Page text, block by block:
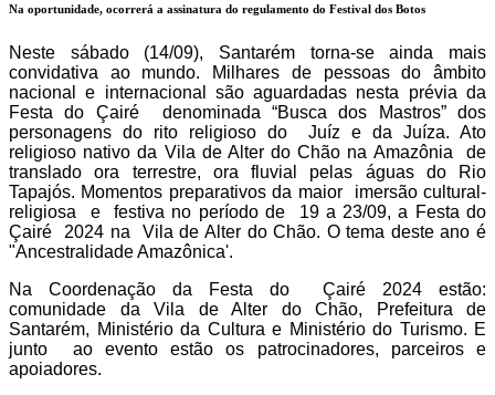
Na oportunidade, ocorrerá a assinatura do regulamento do Festival dos Botos
Neste sábado (14/09), Santarém torna-se ainda mais
convidativa ao mundo. Milhares de pessoas do âmbito
nacional e internacional são aguardadas nesta prévia da
Festa do Çairé
denominada “Busca dos Mastros” dos
personagens do rito religioso do
Juíz e da Juíza. Ato
religioso nativo da Vila de Alter do Chão na Amazônia
de
translado ora terrestre, ora fluvial pelas águas do Rio
Tapajós. Momentos preparativos da maior
imersão cultural-
religiosa
e festiva no período de
19 a 23/09, a Festa do
Çairé
2024 na
Vila de Alter do Chão. O tema deste ano é
"Ancestralidade Amazônica'.
Na Coordenação da Festa do
Çairé 2024 estão:
comunidade da Vila de Alter do Chão, Prefeitura de
Santarém, Ministério da Cultura e Ministério do Turismo. E
junto
ao evento estão os patrocinadores, parceiros e
apoiadores.